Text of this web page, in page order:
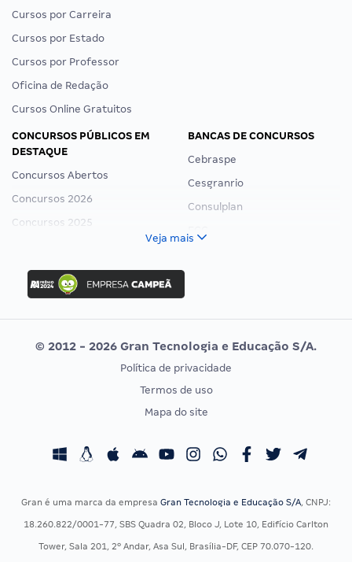
Cursos por Carreira
Cursos por Estado
Cursos por Professor
Oficina de Redação
Cursos Online Gratuitos
CONCURSOS PÚBLICOS EM
DESTAQUE
Concursos Abertos
Concursos 2026
Concursos 2025
Concurso Nacional Unificado
Concurso Ibama
Concurso MPU
Editais publicados
BANCAS DE CONCURSOS
Cebraspe
Cesgranrio
Consulplan
Vunesp
CONCURSOS POR PROFISSÃO
Concursos Fiscais
EXAME DE ORDEM
Calendário OAB
Veja mais
© 2012 - 2026 Gran Tecnologia e Educação S/A.
Política de privacidade
Termos de uso
Mapa do site
Gran é uma marca da empresa Gran Tecnologia e Educação S/A, CNPJ:
18.260.822/0001-77, SBS Quadra 02, Bloco J, Lote 10, Edifício Carlton
Tower, Sala 201, 2º Andar, Asa Sul, Brasília-DF, CEP 70.070-120.